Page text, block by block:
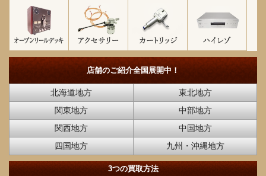
店舗のご紹介全国展開中！
北海道地方
東北地方
関東地方
中部地方
関西地方
中国地方
四国地方
九州・沖縄地方
3つの買取方法